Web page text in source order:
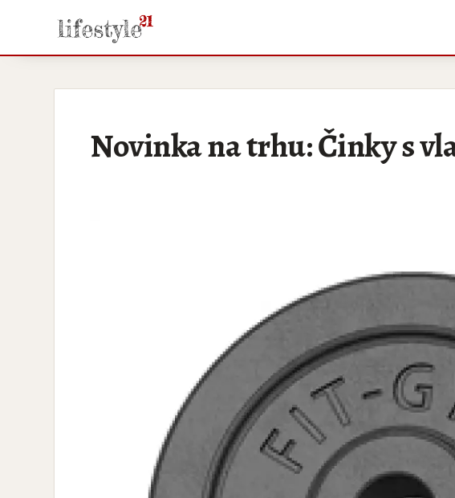
Novinka na trhu: Činky s